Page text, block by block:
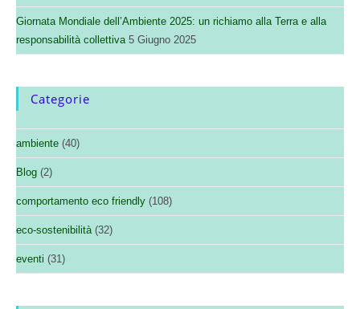
Giornata Mondiale dell’Ambiente 2025: un richiamo alla Terra e alla
responsabilità collettiva 5 Giugno 2025
Categorie
ambiente (40)
Blog (2)
comportamento eco friendly (108)
eco-sostenibilità (32)
eventi (31)